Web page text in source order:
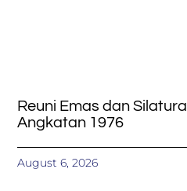
Reuni Emas dan
Angkatan 1976
August 6, 2026